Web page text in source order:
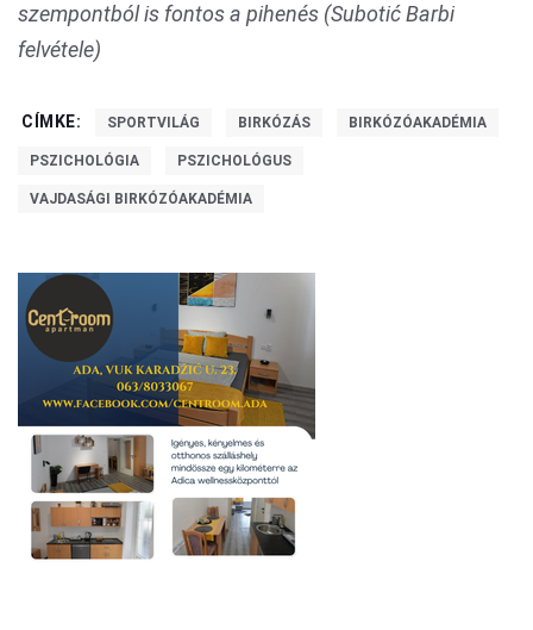
szempontból is fontos a pihenés (Subotić Barbi
felvétele)
CÍMKE: SPORTVILÁG BIRKÓZÁS BIRKÓZÓAKADÉMIA
PSZICHOLÓGIA PSZICHOLÓGUS
VAJDASÁGI BIRKÓZÓAKADÉMIA